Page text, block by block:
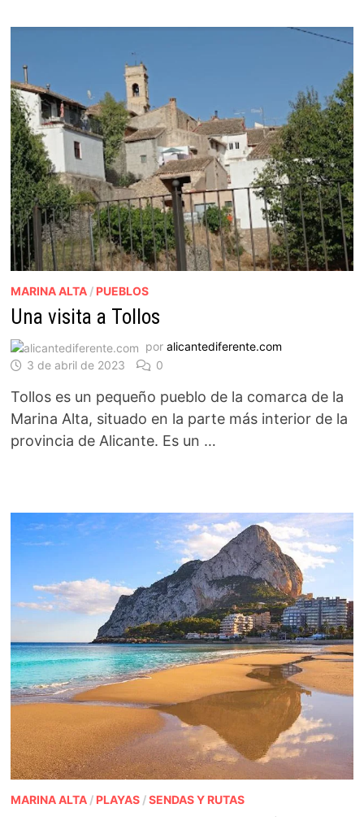
MARINA ALTA/ PUEBLOS
Una visita a Tollos
por alicantediferente.com
3 de abril de 2023
0
Tollos es un pequeño pueblo de la comarca de la
Marina Alta, situado en la parte más interior de la
provincia de Alicante. Es un …
MARINA ALTA/ PLAYAS/SENDAS Y RUTAS